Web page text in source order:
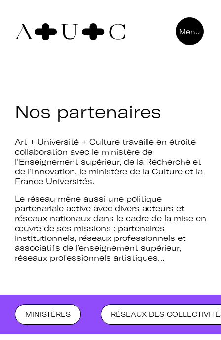
Pour nous contacter
Menu
Nos partenaires
Art + Université + Culture travaille en étroite
collaboration avec le ministère de
l’Enseignement supérieur, de la Recherche et
de l’Innovation, le ministère de la Culture et la
France Universités.
Le réseau mène aussi une politique
partenariale active avec divers acteurs et
réseaux nationaux dans le cadre de la mise en
œuvre de ses missions : partenaires
institutionnels, réseaux professionnels et
associatifs de l’enseignement supérieur,
réseaux professionnels artistiques…
MINISTÈRES RÉSEAUX DES